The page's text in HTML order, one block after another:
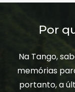
Por
Na Tango,
memórias
portanto, a